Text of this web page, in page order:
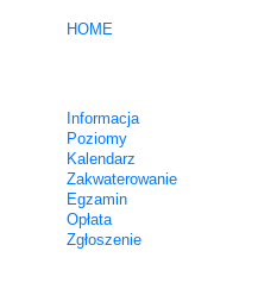
HOME
Informacja
Poziomy
Kalendarz
Zakwaterowanie
Egzamin
Opłata
Zgłoszenie